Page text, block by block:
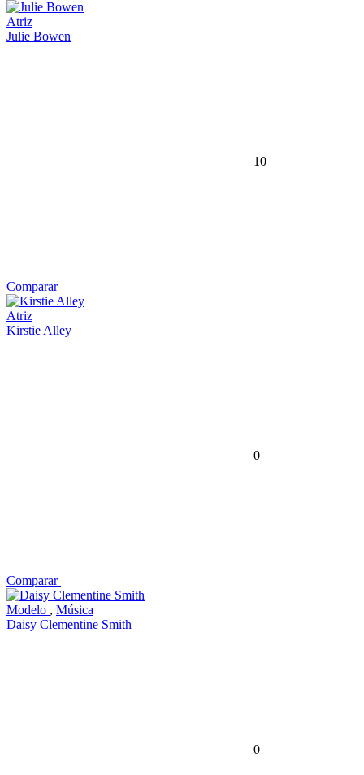
Atriz
Julie Bowen
10
Comparar
Atriz
Kirstie Alley
0
Comparar
Modelo , Música
Daisy Clementine Smith
0